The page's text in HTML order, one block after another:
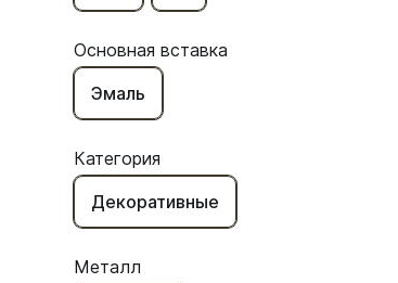
Основная вставка
Эмаль
Категория
Декоративные
Металл